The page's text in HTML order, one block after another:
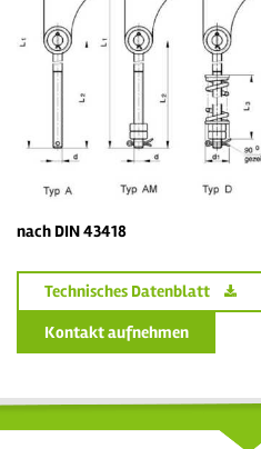
nach DIN 43418
Technisches Datenblatt
Kontakt aufnehmen